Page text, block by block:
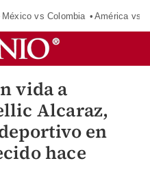
México vs Colombia América vs
vida a
Alcaraz,
en
hace